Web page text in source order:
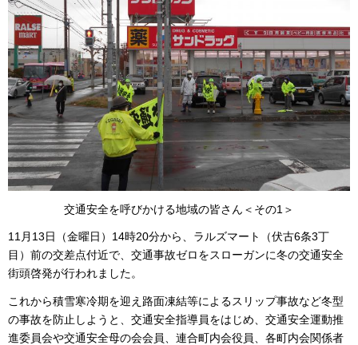
交通安全を呼びかける地域の皆さん＜その1＞
11月13日（金曜日）14時20分から、ラルズマート（伏古6条3丁
目）前の交差点付近で、交通事故ゼロをスローガンに冬の交通安全
街頭啓発が行われました。
これから積雪寒冷期を迎え路面凍結等によるスリップ事故など冬型
の事故を防止しようと、交通安全指導員をはじめ、交通安全運動推
進委員会や交通安全母の会会員、連合町内会役員、各町内会関係者